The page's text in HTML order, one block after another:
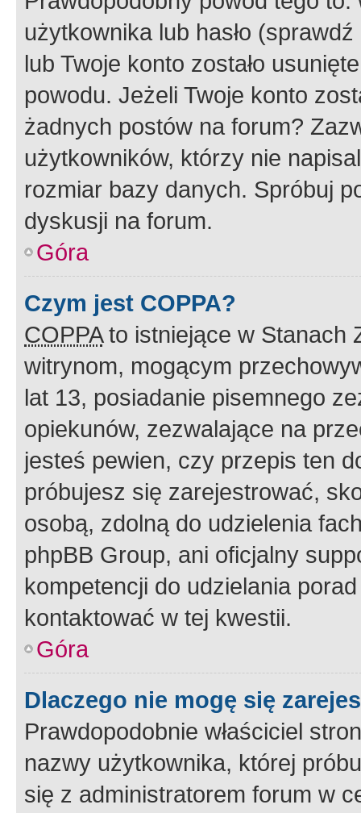
użytkownika lub hasło
lub Twoje konto zostało
powodu. Jeżeli Twoje konto
żadnych postów na forum?
użytkowników, którzy nie
rozmiar bazy danych. Spróbuj
dyskusji na forum.
Góra
Czym jest COPPA?
COPPAto istniejące w Stanach
witrynom, mogącym
lat 13, posiadanie pisemnego
opiekunów, zezwalające na
jesteś pewien, czy przepis ten
próbujesz się zarejestrować,
osobą, zdolną do udzielenia
phpBB Group, ani oficjalny
kompetencji do udzielania
kontaktować w tej kwestii.
Góra
Dlaczego nie mogę się
Prawdopodobnie właściciel
nazwy użytkownika, której
się z administratorem forum w